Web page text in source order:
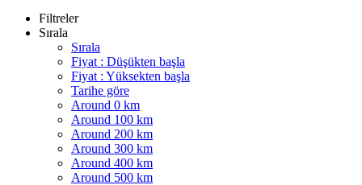
Filtreler
Sırala
Sırala
Fiyat : Düşükten başla
Fiyat : Yüksekten başla
Tarihe göre
Around 0 km
Around 100 km
Around 200 km
Around 300 km
Around 400 km
Around 500 km